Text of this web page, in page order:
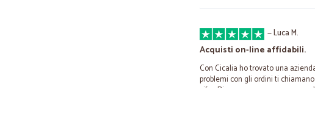
—Luca M.
Acquisti on-line affidabili.
Con Cicalia ho trovato una
problemi con gli ordini ti
cifra. Di norma sono sempre un